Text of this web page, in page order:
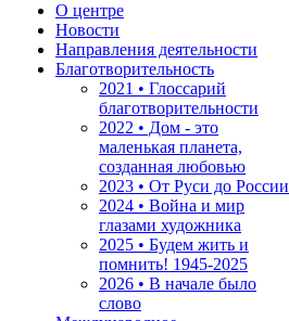
О центре
Новости
Направления деятельности
Благотворительность
2021 • Глоссарий
благотворительности
2022 • Дом - это
маленькая планета,
созданная любовью
2023 • От Руси до России
2024 • Война и мир
глазами художника
2025 • Будем жить и
помнить! 1945-2025
2026 • В начале было
слово